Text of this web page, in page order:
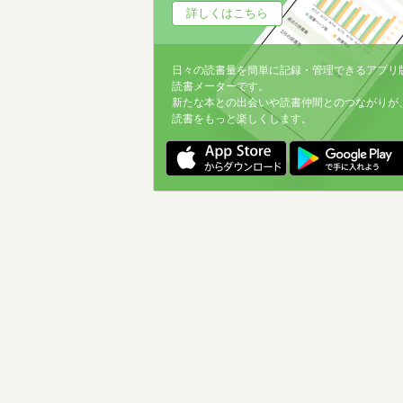
詳しくはこちら
日々の読書量を簡単に記録・管理できるアプリ
読書メーターです。
新たな本との出会いや読書仲間とのつながりが
読書をもっと楽しくします。